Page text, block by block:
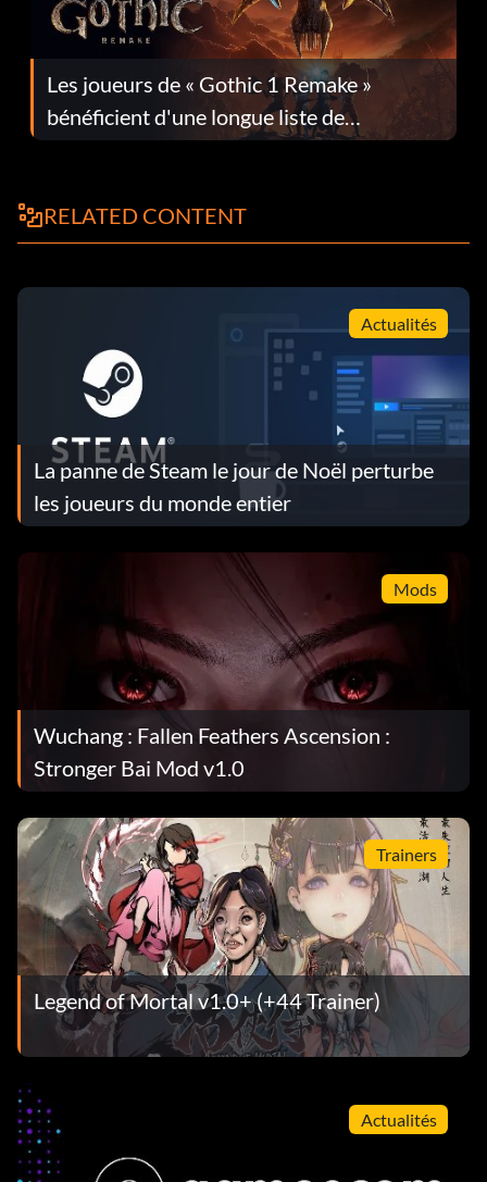
Les joueurs de « Gothic 1 Remake »
bénéficient d'une longue liste de
corrections dans la mise à jour 1.0.4
RELATED CONTENT
Actualités
La panne de Steam le jour de Noël perturbe
les joueurs du monde entier
Mods
Wuchang : Fallen Feathers Ascension :
Stronger Bai Mod v1.0
Trainers
Legend of Mortal v1.0+ (+44 Trainer)
Actualités